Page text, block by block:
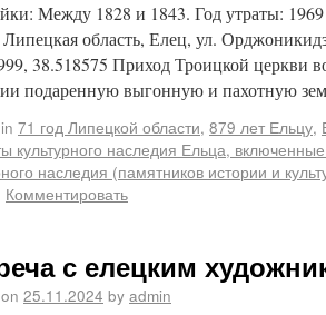
Между 1828 и 1843. Год утраты:
область, Елец, ул.
38.518575 Приход Троицкой церкви
подаренную выгонную и пахотную
71 год Липецкой области, 879 лет Ельцу,
культурного наследия Ельца,
наследия (памятников истории и
Комментировать
с елецким
25.11.2024 by admin